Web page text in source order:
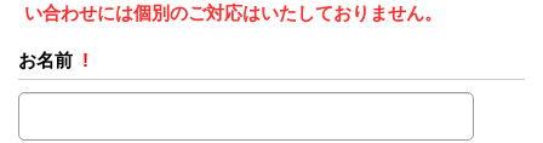
い合わせには個別のご対応はいたしておりません。
お名前 !